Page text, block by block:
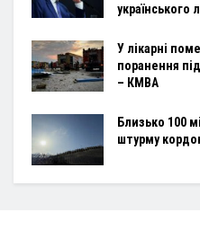
українського
У лікарні
поранення
– КМВА
Близько 100
штурму